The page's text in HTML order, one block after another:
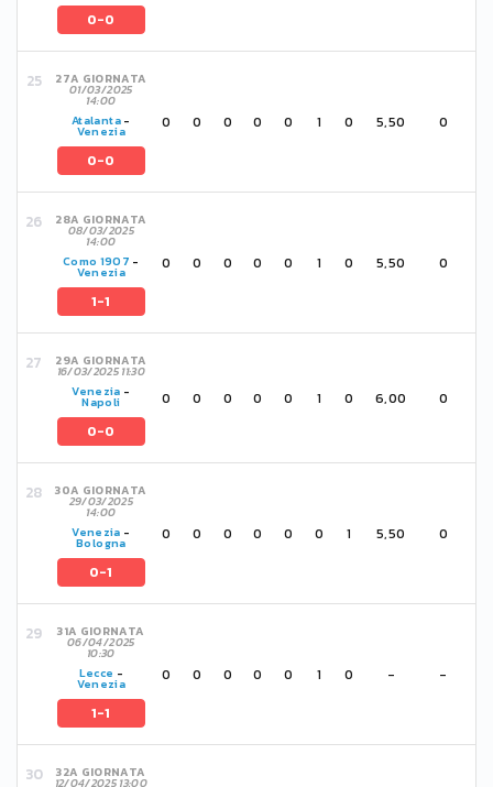
0-0
27A GIORNATA
01/03/2025
14:00
Atalanta-
Venezia
0-0
0 0 0 0 0 1 0 5,50 0
28A GIORNATA
08/03/2025
14:00
Como 1907 -
Venezia
1-1
0 0 0 0 0 1 0 5,50 0
29A GIORNATA
16/03/2025 11:30
Venezia -
Napoli
0-0
0 0 0 0 0 1 0 6,00 0
30A GIORNATA
29/03/2025
14:00
Venezia -
Bologna
0-1
0 0 0 0 0 0 1 5,50 0
31A GIORNATA
06/04/2025
10:30
Lecce -
Venezia
1-1
0 0 0 0 0 1 0 - -
32A GIORNATA
12/04/2025 13:00